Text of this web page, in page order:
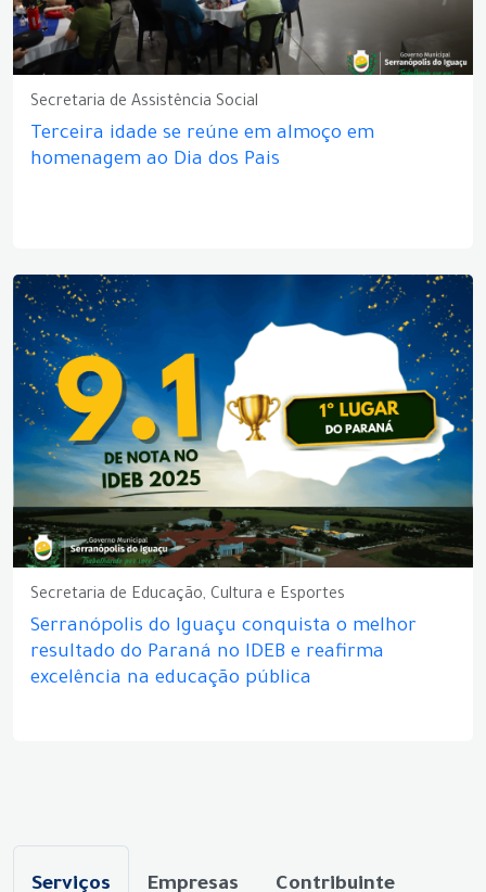
Secretaria de Assistência Social
Terceira idade se reúne em almoço em
homenagem ao Dia dos Pais
Secretaria de Educação, Cultura e Esportes
Serranópolis do Iguaçu conquista o melhor
resultado do Paraná no IDEB e reafirma
excelência na educação pública
Serviços Empresas Contribuinte